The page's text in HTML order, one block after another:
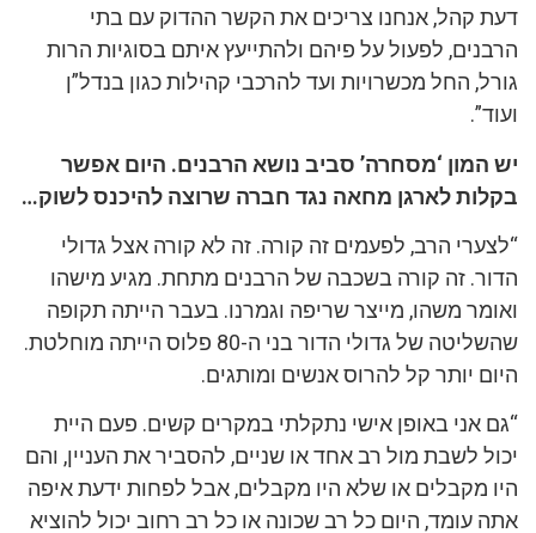
דעת קהל, אנחנו צריכים את הקשר ההדוק עם בתי
הרבנים, לפעול על פיהם ולהתייעץ איתם בסוגיות הרות
גורל, החל מכשרויות ועד להרכבי קהילות כגון בנדל”ן
ועוד”.
יש המון ‘מסחרה’ סביב נושא הרבנים. היום אפשר
בקלות לארגן מחאה נגד חברה שרוצה להיכנס לשוק…
“לצערי הרב, לפעמים זה קורה. זה לא קורה אצל גדולי
הדור. זה קורה בשכבה של הרבנים מתחת. מגיע מישהו
ואומר משהו, מייצר שריפה וגמרנו. בעבר הייתה תקופה
שהשליטה של גדולי הדור בני ה-80 פלוס הייתה מוחלטת.
היום יותר קל להרוס אנשים ומותגים.
“גם אני באופן אישי נתקלתי במקרים קשים. פעם היית
יכול לשבת מול רב אחד או שניים, להסביר את העניין, והם
היו מקבלים או שלא היו מקבלים, אבל לפחות ידעת איפה
אתה עומד, היום כל רב שכונה או כל רב רחוב יכול להוציא